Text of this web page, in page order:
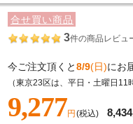
合せ買い商品
3件の商品レビュ
今ご注文頂くと8/9(日)にお
（東京23区は、平日・土曜日11
9,277円 (税込) 8,434